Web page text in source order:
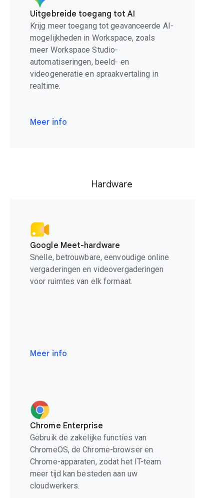
Uitgebreide toegang tot AI
Krijg meer toegang tot geavanceerde AI-
mogelijkheden in Workspace, zoals
meer Workspace Studio-
automatiseringen, beeld- en
videogeneratie en spraakvertaling in
realtime.
Meer info
Hardware
Google Meet-hardware
Snelle, betrouwbare, eenvoudige online
vergaderingen en videovergaderingen
voor ruimtes van elk formaat.
Meer info
Chrome Enterprise
Gebruik de zakelijke functies van
ChromeOS, de Chrome-browser en
Chrome-apparaten, zodat het IT-team
meer tijd kan besteden aan uw
cloudwerkers.